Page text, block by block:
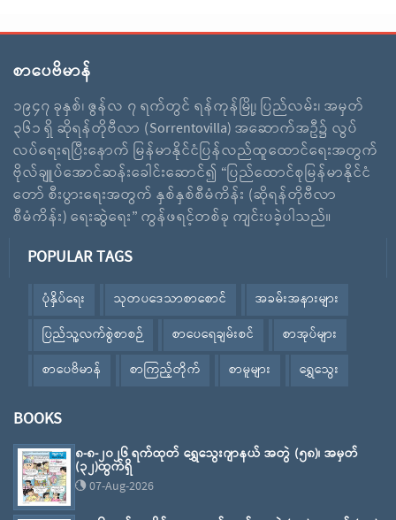
စာပေဗိမာန်
၁၉၄၇ ခုနှစ်၊ ဇွန်လ ၇ ရက်တွင် ရန်ကုန်မြို့၊ ပြည်လမ်း၊ အမှတ်
၃၆၁ ရှိ ဆိုရန်တိုဗီလာ (Sorrentovilla) အဆောက်အဦ၌ လွပ်
လပ်ရေးရပြီးနောက် မြန်မာနိုင်ငံပြန်လည်ထူထောင်ရေးအတွက်
ဗိုလ်ချူပ်အောင်ဆန်းခေါင်းဆောင်၍ “ပြည်ထောင်စုမြန်မာနိုင်ငံ
တော် စီးပွားရေးအတွက် နှစ်နှစ်စီမံကိန်း (ဆိုရန်တိုဗီလာ
စီမံကိန်း) ရေးဆွဲရေး” ကွန်ဖရင့်တစ်ခု ကျင်းပခဲ့ပါသည်။
POPULAR TAGS
ပုံနှိပ်ရေး သုတပဒေသာစာစောင်
အခမ်းအနားများ
ပြည်သူ့လက်စွဲစာစဉ်
စာပေရေချမ်းစင်
စာအုပ်များ
စာပေဗိမာန်
စာကြည့်တိုက် စာမူများ ရွှေသွေး
BOOKS
၈-၈-၂၀၂၆ ရက်ထုတ် ရွှေသွေးဂျာနယ် အတွဲ (၅၈)၊ အမှတ်
(၃၂)ထွက်ရှိ
07-Aug-2026